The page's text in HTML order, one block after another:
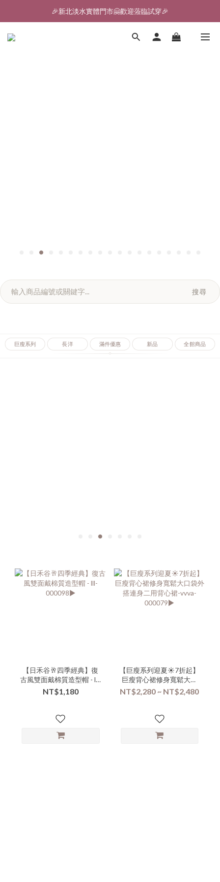
🎉新北淡水實體門市🤗歡迎蒞臨試穿🎉
🎉新北淡水實體門市🤗歡迎蒞臨試穿🎉
登入會員、即享限定優惠回饋✨
搜尋
巨瘦系列 長洋 滿件優惠 新品 全館商品
【日禾谷🥂四季經典】復
古風雙面戴棉質造型帽 - lll-
000098▶
NT$1,180
【巨瘦系列迎夏☀️7折起】
巨瘦背心裙修身寬鬆大口
袋外搭連身二用背心裙-
vvva-000079▶
NT$2,280 ~ NT$2,480